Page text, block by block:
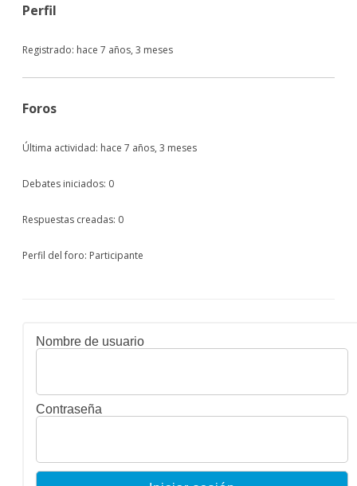
Perfil
Registrado: hace 7 años, 3 meses
Foros
Última actividad: hace 7 años, 3 meses
Debates iniciados: 0
Respuestas creadas: 0
Perfil del foro: Participante
Nombre de usuario
Contraseña